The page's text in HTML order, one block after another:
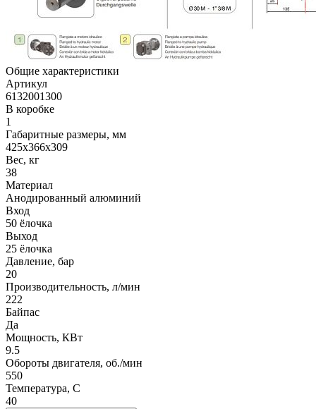
Общие характеристики
Артикул
6132001300
В коробке
1
Габаритные размеры, мм
425x366x309
Вес, кг
38
Материал
Анодированный алюминий
Вход
50 ёлочка
Выход
25 ёлочка
Давление, бар
20
Производительность, л/мин
222
Байпас
Да
Мощность, КВт
9.5
Обороты двигателя, об./мин
550
Температура, C
40